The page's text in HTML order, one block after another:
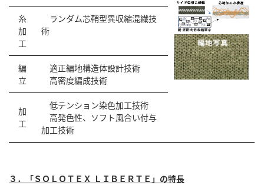
糸
加
工
ランダム芯鞘型異収縮混繊技
術
編
立
適正編地構造体設計技術
高密度編成技術
加
工
低テンション染色加工技術
高発色性、ソフト風合い付与
加工技術
３．「ＳＯＬＯＴＥＸ ＬＩＢＥＲＴＥ」の特長